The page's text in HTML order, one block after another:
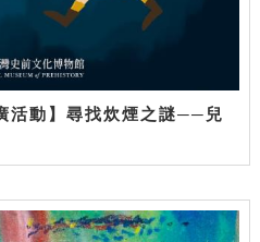
活動】尋找炊煙之謎──兒